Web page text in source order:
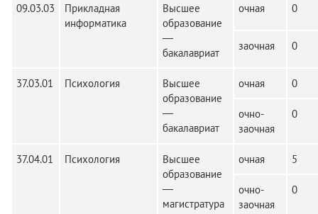
09.03.03
Прикладная
информатика
Высшее
образование
—
бакалавриат
очная 0
заочная 0
37.03.01 Психология
Высшее
образование
—
бакалавриат
очная 0
очно-
заочная
0
37.04.01 Психология
Высшее
образование
—
магистратура
очная 5
очно-
заочная
0